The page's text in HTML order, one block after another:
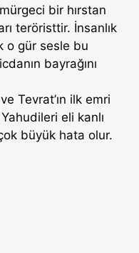
bir hırstan
teröristtir. İnsanlık
o gür sesle bu
bayrağını
Tevrat’ın ilk emri
eli kanlı
büyük hata olur.